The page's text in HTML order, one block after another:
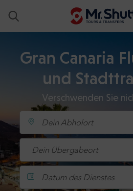
Gran Canaria
und
Verschwenden Sie
Datum des Dienstes